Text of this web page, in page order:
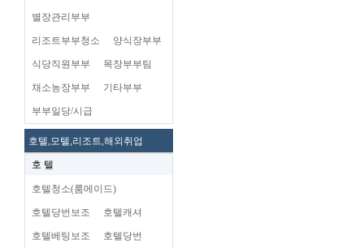
별장관리부부
리조트부부청소 양식장부부
식당직원부부 목장부부팀
채소농장부부 기타부부
부부일당/시급
호텔,모텔,리조트,해외취업
호 텔
호텔청소(룸메이드)
호텔당번보조 호텔캐셔
호텔베팅보조 호텔당번